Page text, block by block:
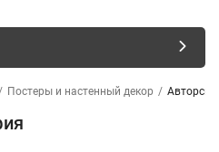
Постеры и настенный декор /